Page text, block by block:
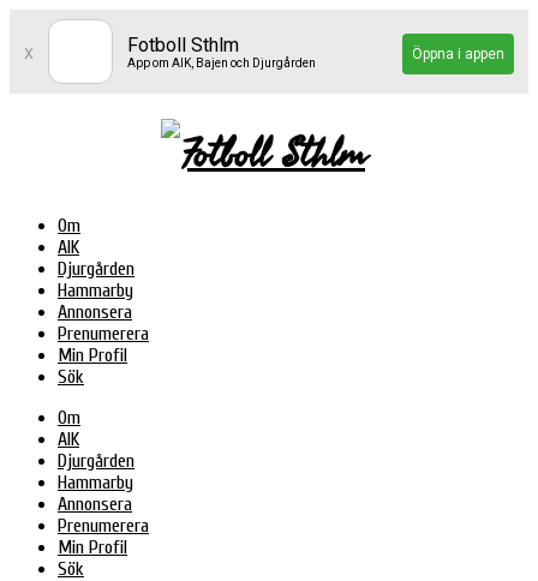
x Fotboll Sthlm
App om AIK, Bajen och Djurgården
Öppna i appen
Om
AIK
Djurgården
Hammarby
Annonsera
Prenumerera
Min Profil
Sök
Om
AIK
Djurgården
Hammarby
Annonsera
Prenumerera
Min Profil
Sök